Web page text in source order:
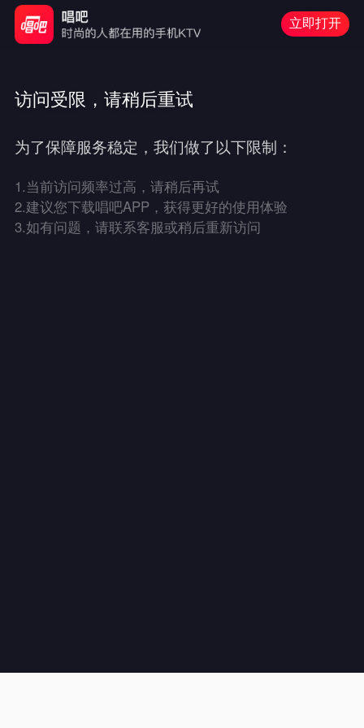
立即打开
访问受限，请稍后重试
为了保障服务稳定，我们做了以下限制：
1.当前访问频率过高，请稍后再试
2.建议您下载唱吧APP，获得更好的使用体验
3.如有问题，请联系客服或稍后重新访问